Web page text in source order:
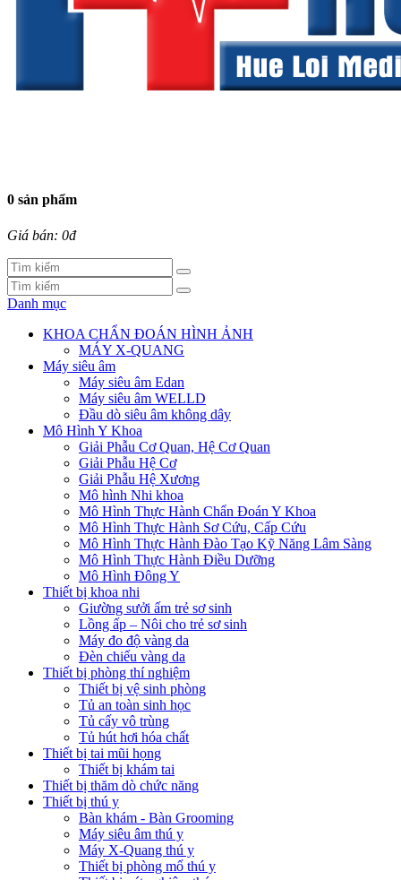
0 sản phẩm
Giá bán: 0đ
Danh mục
KHOA CHẨN ĐOÁN HÌNH ẢNH
MÁY X-QUANG
Máy siêu âm
Máy siêu âm Edan
Máy siêu âm WELLD
Đầu dò siêu âm không dây
Mô Hình Y Khoa
Giải Phẫu Cơ Quan, Hệ Cơ Quan
Giải Phẫu Hệ Cơ
Giải Phẫu Hệ Xương
Mô hình Nhi khoa
Mô Hình Thực Hành Chẩn Đoán Y Khoa
Mô Hình Thực Hành Sơ Cứu, Cấp Cứu
Mô Hình Thực Hành Đào Tạo Kỹ Năng Lâm Sàng
Mô Hình Thực Hành Điều Dưỡng
Mô Hình Đông Y
Thiết bị khoa nhi
Giường sưởi ấm trẻ sơ sinh
Lồng ấp – Nôi cho trẻ sơ sinh
Máy đo độ vàng da
Đèn chiếu vàng da
Thiết bị phòng thí nghiệm
Thiết bị vệ sinh phòng
Tủ an toàn sinh học
Tủ cấy vô trùng
Tủ hút hơi hóa chất
Thiết bị tai mũi họng
Thiết bị khám tai
Thiết bị thăm dò chức năng
Thiết bị thú y
Bàn khám - Bàn Grooming
Máy siêu âm thú y
Máy X-Quang thú y
Thiết bị phòng mổ thú y